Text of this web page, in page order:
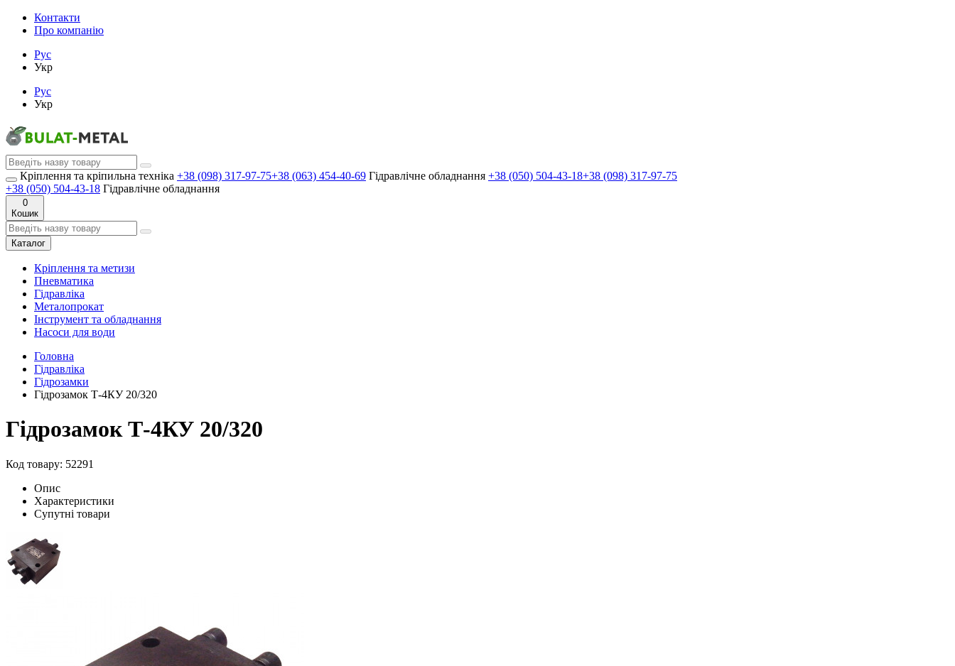
Контакти
Про компанію
Рус
Укр
Рус
Укр
Кріплення та кріпильна техніка +38 (098) 317-97-75+38 (063) 454-40-69 Гідравлічне обладнання +38 (050) 504-43-18+38 (098) 317-97-75
+38 (050) 504-43-18 Гідравлічне обладнання
0
Кошик
Каталог
Кріплення та метизи
Пневматика
Гідравліка
Металопрокат
Інструмент та обладнання
Насоси для води
Головна
Гідравліка
Гідрозамки
Гідрозамок Т-4КУ 20/320
Гідрозамок Т-4КУ 20/320
Код товару: 52291
Опис
Характеристики
Супутні товари